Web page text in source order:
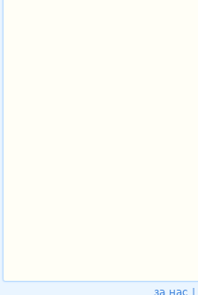
за нас